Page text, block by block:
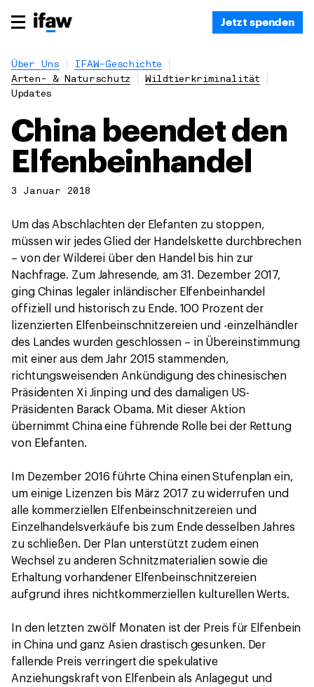
Jetzt spenden
Über Uns
IFAW-Geschichte
Arten- & Naturschutz
Wildtierkriminalität
Updates
China beendet den
Elfenbeinhandel
3 Januar 2018
Um das Abschlachten der Elefanten zu stoppen,
müssen wir jedes Glied der Handelskette durchbrechen
– von der Wilderei über den Handel bis hin zur
Nachfrage. Zum Jahresende, am 31. Dezember 2017,
ging Chinas legaler inländischer Elfenbeinhandel
offiziell und historisch zu Ende. 100 Prozent der
lizenzierten Elfenbeinschnitzereien und -einzelhändler
des Landes wurden geschlossen – in Übereinstimmung
mit einer aus dem Jahr 2015 stammenden,
richtungsweisenden Ankündigung des chinesischen
Präsidenten Xi Jinping und des damaligen US-
Präsidenten Barack Obama. Mit dieser Aktion
übernimmt China eine führende Rolle bei der Rettung
von Elefanten.
Im Dezember 2016 führte China einen Stufenplan ein,
um einige Lizenzen bis März 2017 zu widerrufen und
alle kommerziellen Elfenbeinschnitzereien und
Einzelhandelsverkäufe bis zum Ende desselben Jahres
zu schließen. Der Plan unterstützt zudem einen
Wechsel zu anderen Schnitzmaterialien sowie die
Erhaltung vorhandener Elfenbeinschnitzereien
aufgrund ihres nichtkommerziellen kulturellen Werts.
In den letzten zwölf Monaten ist der Preis für Elfenbein
in China und ganz Asien drastisch gesunken. Der
fallende Preis verringert die spekulative
Anziehungskraft von Elfenbein als Anlagegut und